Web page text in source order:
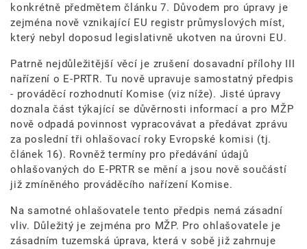
konkrétně předmětem článku 7. Důvodem pro úpravy je
zejména nově vznikající EU registr průmyslových míst,
který nebyl doposud legislativně ukotven na úrovni EU.
Patrně nejdůležitější věcí je zrušení dosavadní přílohy III
nařízení o E-PRTR. Tu nově upravuje samostatný předpis
- prováděcí rozhodnutí Komise (viz níže). Jisté úpravy
doznala část týkající se důvěrnosti informací a pro MŽP
nově odpadá povinnost vypracovávat a předávat zprávu
za poslední tři ohlašovací roky Evropské komisi (tj.
článek 16). Rovněž termíny pro předávání údajů
ohlašovaných do E-PRTR se mění a jsou nově součástí
již zmíněného prováděcího nařízení Komise.
Na samotné ohlašovatele tento předpis nemá zásadní
vliv. Důležitý je zejména pro MŽP. Pro ohlašovatele je
zásadním tuzemská úprava, která v sobě již zahrnuje